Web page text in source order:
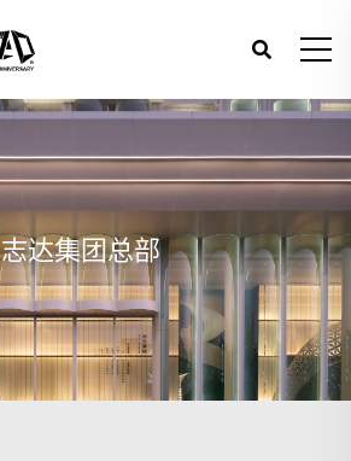
志达集团总部